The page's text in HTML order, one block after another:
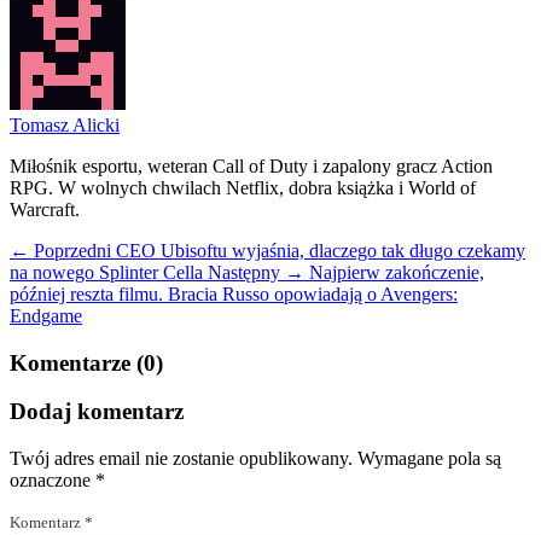
Tomasz Alicki
Miłośnik esportu, weteran Call of Duty i zapalony gracz Action
RPG. W wolnych chwilach Netflix, dobra książka i World of
Warcraft.
← Poprzedni CEO Ubisoftu wyjaśnia, dlaczego tak długo czekamy
na nowego Splinter Cella Następny → Najpierw zakończenie,
później reszta filmu. Bracia Russo opowiadają o Avengers:
Endgame
Komentarze (0)
Dodaj komentarz
Twój adres email nie zostanie opublikowany. Wymagane pola są
oznaczone *
Komentarz *